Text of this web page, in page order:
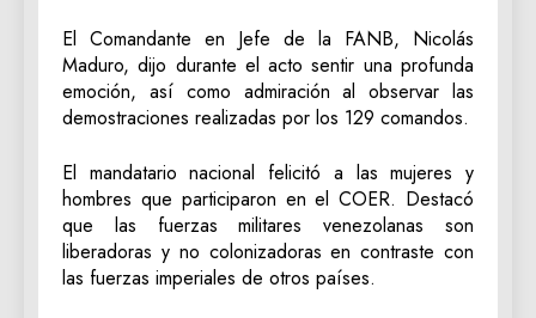
El Comandante en Jefe de la FANB, Nicolás
Maduro, dijo durante el acto sentir una profunda
emoción, así como admiración al observar las
demostraciones realizadas por los 129 comandos.
El mandatario nacional felicitó a las mujeres y
hombres que participaron en el COER. Destacó
que las fuerzas militares venezolanas son
liberadoras y no colonizadoras en contraste con
las fuerzas imperiales de otros países.